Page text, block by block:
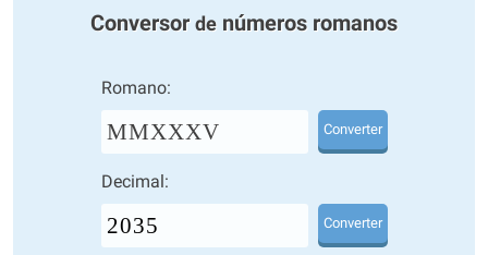
Conversor de números romanos
Romano:
MMXXXV Converter
Decimal:
Converter